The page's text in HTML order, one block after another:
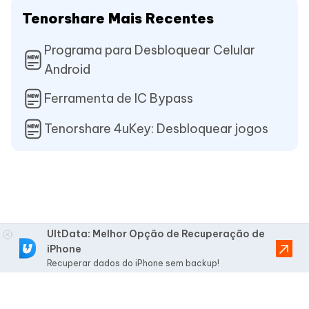
Tenorshare Mais Recentes
Programa para Desbloquear Celular
Android
Ferramenta de IC Bypass
Tenorshare 4uKey: Desbloquear jogos
UltData: Melhor Opção de Recuperação de
iPhone
Recuperar dados do iPhone sem backup!